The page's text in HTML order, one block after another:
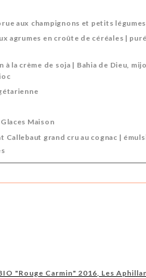
aux champignons et petits légumes
agrumes en croûte de céréales |
à la crème de soja | Bahia de Dieu,
Maison
Callebaut grand cru au cognac |
"Rouge Carmin" 2016, Les